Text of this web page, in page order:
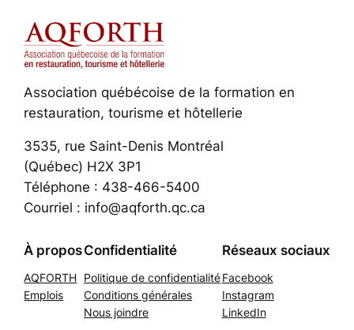
Association québécoise de la formation en
restauration, tourisme et hôtellerie
3535, rue Saint-Denis Montréal
(Québec) H2X 3P1
Téléphone : 438-466-5400
Courriel : info@aqforth.qc.ca
À propos
AQFORTH
Emplois
Confidentialité
Politique de confidentialité
Conditions générales
Nous joindre
Réseaux sociaux
Facebook
Instagram
LinkedIn